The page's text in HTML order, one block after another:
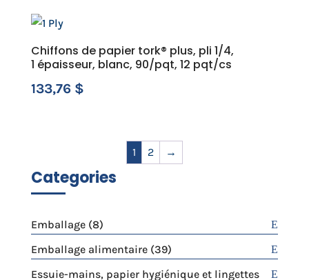
Chiffons de papier tork® plus, pli 1/4,
1 épaisseur, blanc, 90/pqt, 12 pqt/cs
133,76 $
1 2 →
Categories
Emballage 88
produits
Emballage alimentaire 3939
produits
Essuie-mains, papier hygiénique et lingettes